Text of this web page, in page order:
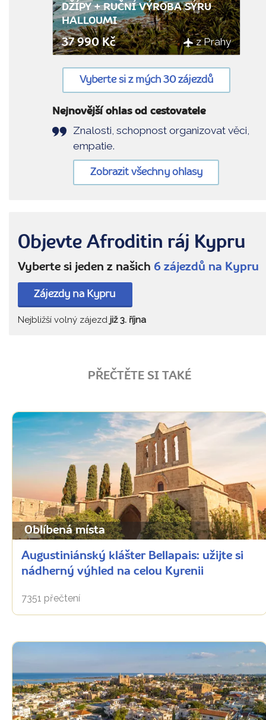
DŽÍPY + RUČNÍ VÝROBA SÝRU
HALLOUMI
37 990 Kč z Prahy
Vyberte si z mých 30 zájezdů
Nejnovější ohlas od cestovatele
Znalosti, schopnost organizovat věci,
empatie.
Zobrazit všechny ohlasy
Objevte Afroditin ráj Kypru
Vyberte si jeden z našich 6 zájezdů na Kypru
Zájezdy na Kypru
Nejbližší volný zájezd již 3. října
PŘEČTĚTE SI TAKÉ
Oblíbená místa
Augustiniánský klášter Bellapais: užijte si
nádherný výhled na celou Kyrenii
7351 přečtení